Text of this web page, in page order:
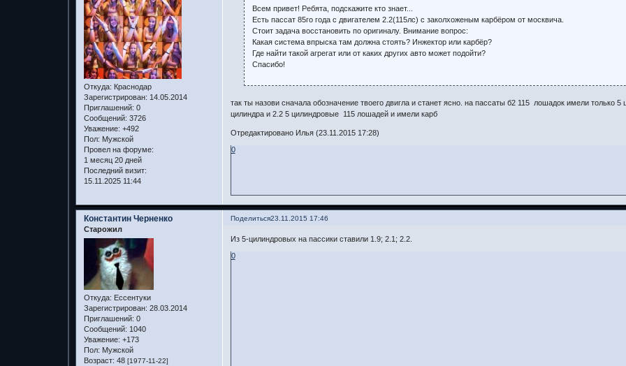
Откуда: Краснодар
Зарегистрирован: 14.05.2014
Приглашений: 0
Сообщений: 3726
Уважение: +492
Пол: Мужской
Провел на форуме:
1 месяц 20 дней
Последний визит:
15.11.2025 11:44
Всем привет! Ребята, подскажите кто знает...
Есть пассат 85го года с двигателем 2.2(115лс) c заколхоженым карбёром от москвича.
Стоит задача восстановить по оригиналу. Внимание вопрос:
Какая система впрыска там должна стоять? Инжектор или карбёр?
Где найти такой агрегат или от каких других авто может подойти?
Спасибо!
так ты назови сначала обозначение твоего двигла и станет ясно. на пассаты б2 115 лошадок имели
цилиндра и 2.2 5 цилиндровые 115 лошадей и имели карб
Отредактировано Илья (23.11.2015 17:28)
0
Поделиться23.11.2015 17:46
Константин Черненко
Старожил
Откуда: Ессентуки
Зарегистрирован: 28.03.2014
Приглашений: 0
Сообщений: 1040
Уважение: +173
Пол: Мужской
Возраст: 48 [1977-11-22]
Из 5-цилиндровых на пассики ставили 1.9; 2.1; 2.2.
0